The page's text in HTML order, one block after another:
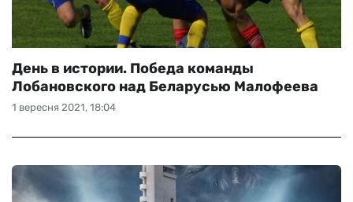
1 вересня 2021, 18:04
День в истории. Победа команды
Лобановского над Беларусью Малофеева